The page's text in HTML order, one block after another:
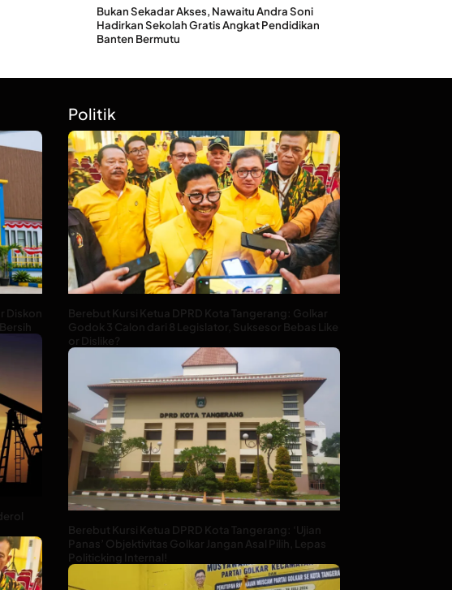
Bukan Sekadar Akses, Nawaitu Andra Soni
Hadirkan Sekolah Gratis Angkat Pendidikan
Banten Bermutu
Diskon
Politik
Berebut Kursi Ketua DPRD Kota Tangerang: Golkar
Godok 3 Calon dari 8 Legislator, Suksesor Bebas Like
or Dislike?
Berebut Kursi Ketua DPRD Kota Tangerang: ‘Ujian
Panas’ Objektivitas Golkar Jangan Asal Pilih, Lepas
Politicking Internal!